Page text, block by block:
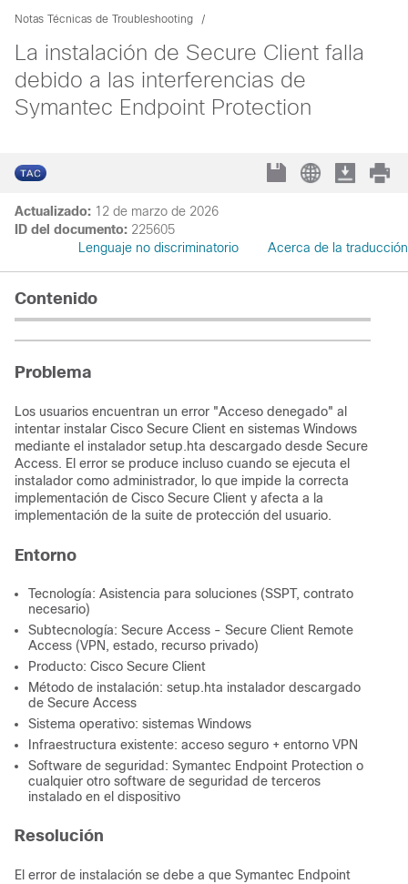
Notas Técnicas de Troubleshooting
La instalación de Secure Client falla
debido a las interferencias de
Symantec Endpoint Protection
Actualizado: 12 de marzo de 2026
ID del documento: 225605
Lenguaje no discriminatorio
Acerca de la traducción
Contenido
Problema
Los usuarios encuentran un error "Acceso denegado" al
intentar instalar Cisco Secure Client en sistemas Windows
mediante el instalador setup.hta descargado desde Secure
Access. El error se produce incluso cuando se ejecuta el
instalador como administrador, lo que impide la correcta
implementación de Cisco Secure Client y afecta a la
implementación de la suite de protección del usuario.
Entorno
Tecnología: Asistencia para soluciones (SSPT, contrato
necesario)
Subtecnología: Secure Access - Secure Client Remote
Access (VPN, estado, recurso privado)
Producto: Cisco Secure Client
Método de instalación: setup.hta instalador descargado
de Secure Access
Sistema operativo: sistemas Windows
Infraestructura existente: acceso seguro + entorno VPN
Software de seguridad: Symantec Endpoint Protection o
cualquier otro software de seguridad de terceros
instalado en el dispositivo
Resolución
El error de instalación se debe a que Symantec Endpoint